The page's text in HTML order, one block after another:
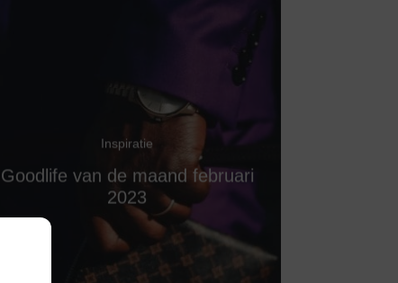
Inspiratie
Goodlife van de maand februari
2023